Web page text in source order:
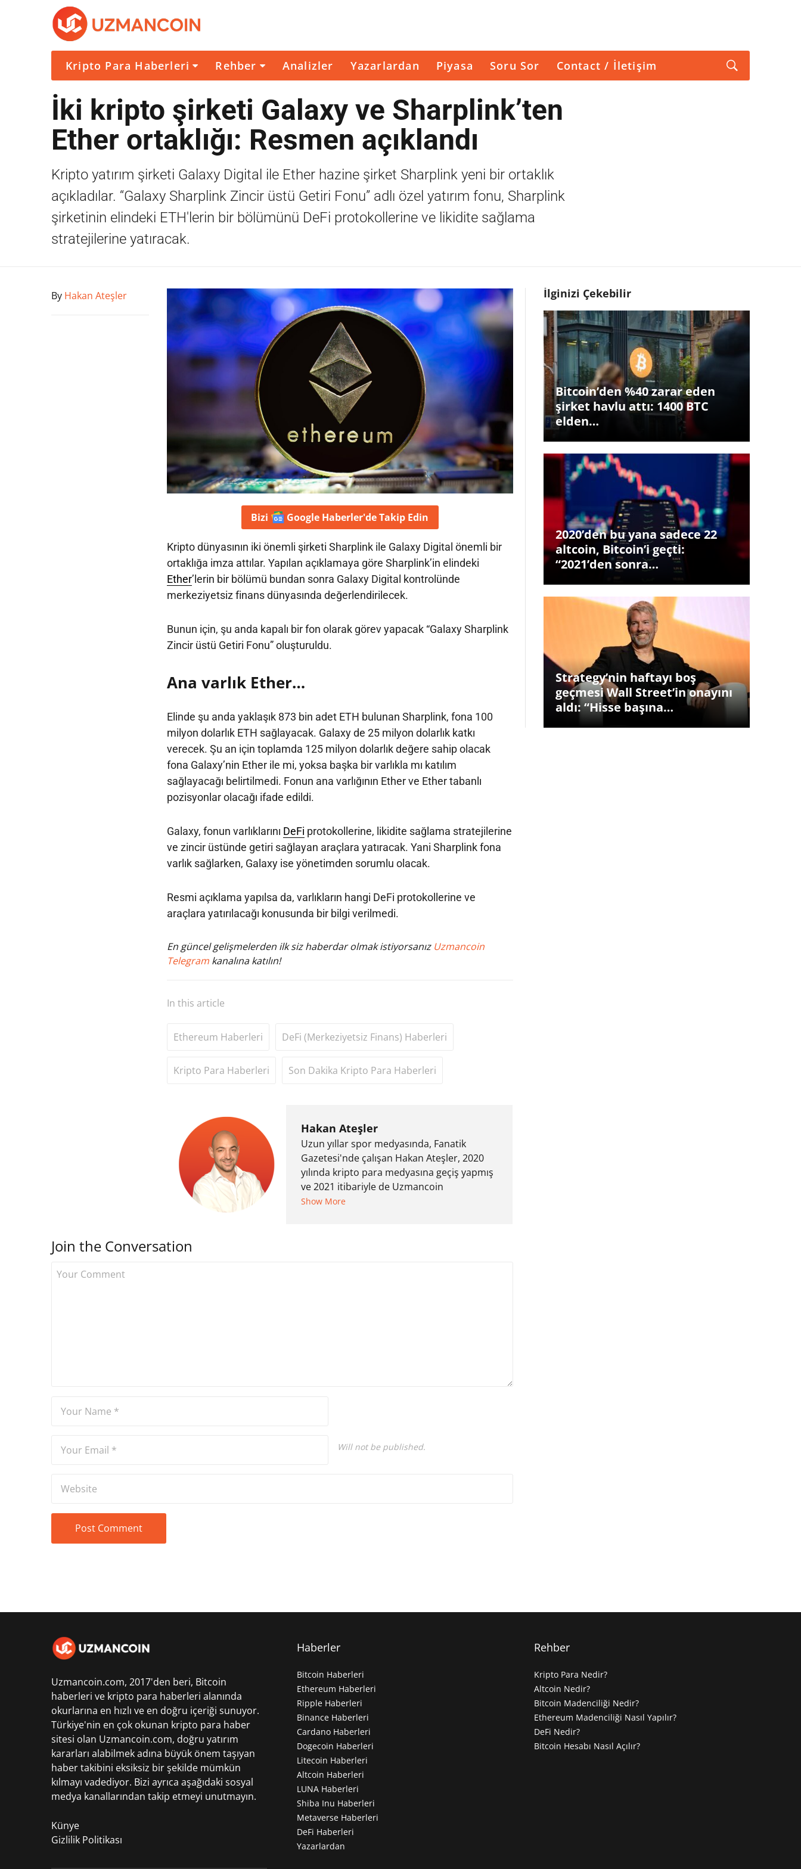
Kripto Para Haberleri Rehber Analizler Yazarlardan Piyasa Soru Sor Contact / İletişim
İki kripto şirketi Galaxy ve Sharplink’ten
Ether ortaklığı: Resmen açıklandı
Kripto yatırım şirketi Galaxy Digital ile Ether hazine şirket Sharplink yeni bir ortaklık
açıkladılar. “Galaxy Sharplink Zincir üstü Getiri Fonu” adlı özel yatırım fonu, Sharplink
şirketinin elindeki ETH'lerin bir bölümünü DeFi protokollerine ve likidite sağlama
stratejilerine yatıracak.
By Hakan Ateşler
Bizi Google Haberler'deTakip Edin
Kripto dünyasının iki önemli şirketi Sharplink ile Galaxy Digital önemli bir
ortaklığa imza attılar. Yapılan açıklamaya göre Sharplink’in elindeki
Ether’lerin bir bölümü bundan sonra Galaxy Digital kontrolünde
merkeziyetsiz finans dünyasında değerlendirilecek.
Bunun için, şu anda kapalı bir fon olarak görev yapacak “Galaxy Sharplink
Zincir üstü Getiri Fonu” oluşturuldu.
Ana varlık Ether…
Elinde şu anda yaklaşık 873 bin adet ETH bulunan Sharplink, fona 100
milyon dolarlık ETH sağlayacak. Galaxy de 25 milyon dolarlık katkı
verecek. Şu an için toplamda 125 milyon dolarlık değere sahip olacak
fona Galaxy’nin Ether ile mi, yoksa başka bir varlıkla mı katılım
sağlayacağı belirtilmedi. Fonun ana varlığının Ether ve Ether tabanlı
pozisyonlar olacağı ifade edildi.
Galaxy, fonun varlıklarını DeFi protokollerine, likidite sağlama stratejilerine
ve zincir üstünde getiri sağlayan araçlara yatıracak. Yani Sharplink fona
varlık sağlarken, Galaxy ise yönetimden sorumlu olacak.
Resmi açıklama yapılsa da, varlıkların hangi DeFi protokollerine ve
araçlara yatırılacağı konusunda bir bilgi verilmedi.
En güncel gelişmelerden ilk siz haberdar olmak istiyorsanız Uzmancoin
Telegram kanalına katılın!
In this article
Ethereum Haberleri DeFi (Merkeziyetsiz Finans) Haberleri
Kripto Para Haberleri Son Dakika Kripto Para Haberleri
Hakan Ateşler
Uzun yıllar spor medyasında, Fanatik
Gazetesi'nde çalışan Hakan Ateşler, 2020
yılında kripto para medyasına geçiş yapmış
ve 2021 itibariyle de Uzmancoin
bünyesinde çalışmaya başlamıştır. Notre
Show More
Join the Conversation
Will not be published.
İlginizi Çekebilir
Bitcoin’den %40 zarar eden
şirket havlu attı: 1400 BTC
elden…
2020’den bu yana sadece 22
altcoin, Bitcoin’i geçti:
“2021’den sonra…
Strategy’nin haftayı boş
geçmesi Wall Street’in onayını
aldı: “Hisse başına…
Uzmancoin.com, 2017'den beri, Bitcoin
haberleri ve kripto para haberleri alanında
okurlarına en hızlı ve en doğru içeriği sunuyor.
Türkiye'nin en çok okunan kripto para haber
sitesi olan Uzmancoin.com, doğru yatırım
kararları alabilmek adına büyük önem taşıyan
haber takibini eksiksiz bir şekilde mümkün
kılmayı vadediyor. Bizi ayrıca aşağıdaki sosyal
medya kanallarından takip etmeyi unutmayın.
Künye
Gizlilik Politikası
Haberler
Bitcoin Haberleri
Ethereum Haberleri
Ripple Haberleri
Binance Haberleri
Cardano Haberleri
Dogecoin Haberleri
Litecoin Haberleri
Altcoin Haberleri
LUNA Haberleri
Shiba Inu Haberleri
Metaverse Haberleri
DeFi Haberleri
Yazarlardan
Rehber
Kripto Para Nedir?
Altcoin Nedir?
Bitcoin Madenciliği Nedir?
Ethereum Madenciliği Nasıl Yapılır?
DeFi Nedir?
Bitcoin Hesabı Nasıl Açılır?